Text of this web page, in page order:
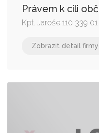
Právem k cíli
Kpt. Jaroše 110 339
Zobrazit detail firmy